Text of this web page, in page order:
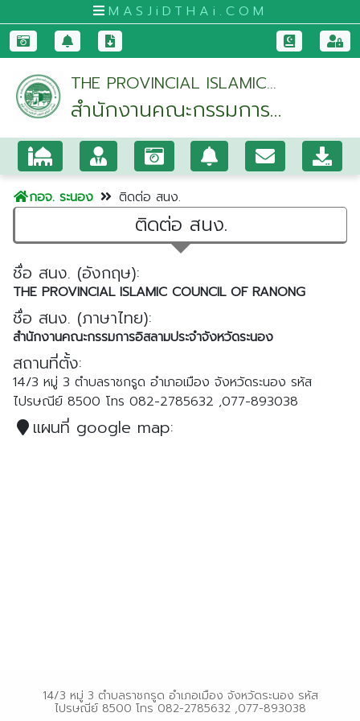
MASJiDTHAi.COM
หน้า
หลัก
มัสยิด
และ
สัป
ปุ
รุษ
กระบี่
กรุงเทพมหานคร
ขอนแก่น
จันทบุรี
ชุมพร
ตรัง
นครนายก
นครศรีธรรมราช
สระบุรี
สุราษฎร์ธานี
THE PROVINCIAL ISLAMIC
COUNCIL OF RANONG
สำนักงานคณะกรรมการ
อิสลามประจำจังหวัดระนอง
กอจ. ระนอง ติดต่อ สนง.
ติดต่อ สนง.
ชื่อ สนง. (อังกฤษ):
THE PROVINCIAL ISLAMIC COUNCIL OF RANONG
ชื่อ สนง. (ภาษาไทย):
สำนักงานคณะกรรมการอิสลามประจำจังหวัดระนอง
สถานที่ตั้ง:
14/3 หมู่ 3 ตำบลราชกรูด อำเภอเมือง จังหวัดระนอง รหัส
ไปรษณีย์ 8500 โทร 082-2785632 ,077-893038
แผนที่ google map:
14/3 หมู่ 3 ตำบลราชกรูด อำเภอเมือง จังหวัดระนอง รหัส
ไปรษณีย์ 8500 โทร 082-2785632 ,077-893038